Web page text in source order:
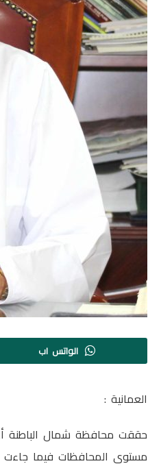
الواتس اب
العمانية :
حققت محافظة شمال الباطنة
مستوى المحافظات فيما